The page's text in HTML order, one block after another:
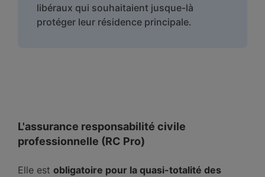
libéraux qui souhaitaient jusque-là
protéger leur résidence principale.
L'assurance responsabilité civile
professionnelle (RC Pro)
Elle est obligatoire pour la quasi-totalité des